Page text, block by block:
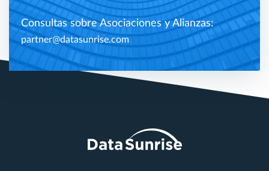
Consultas sobre Asociaciones y Alianzas:
partner@datasunrise.com